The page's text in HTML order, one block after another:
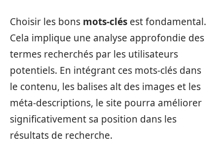
Choisir les bons mots-clés est fondamental.
Cela implique une analyse approfondie des
termes recherchés par les utilisateurs
potentiels. En intégrant ces mots-clés dans
le contenu, les balises alt des images et les
méta-descriptions, le site pourra améliorer
significativement sa position dans les
résultats de recherche.